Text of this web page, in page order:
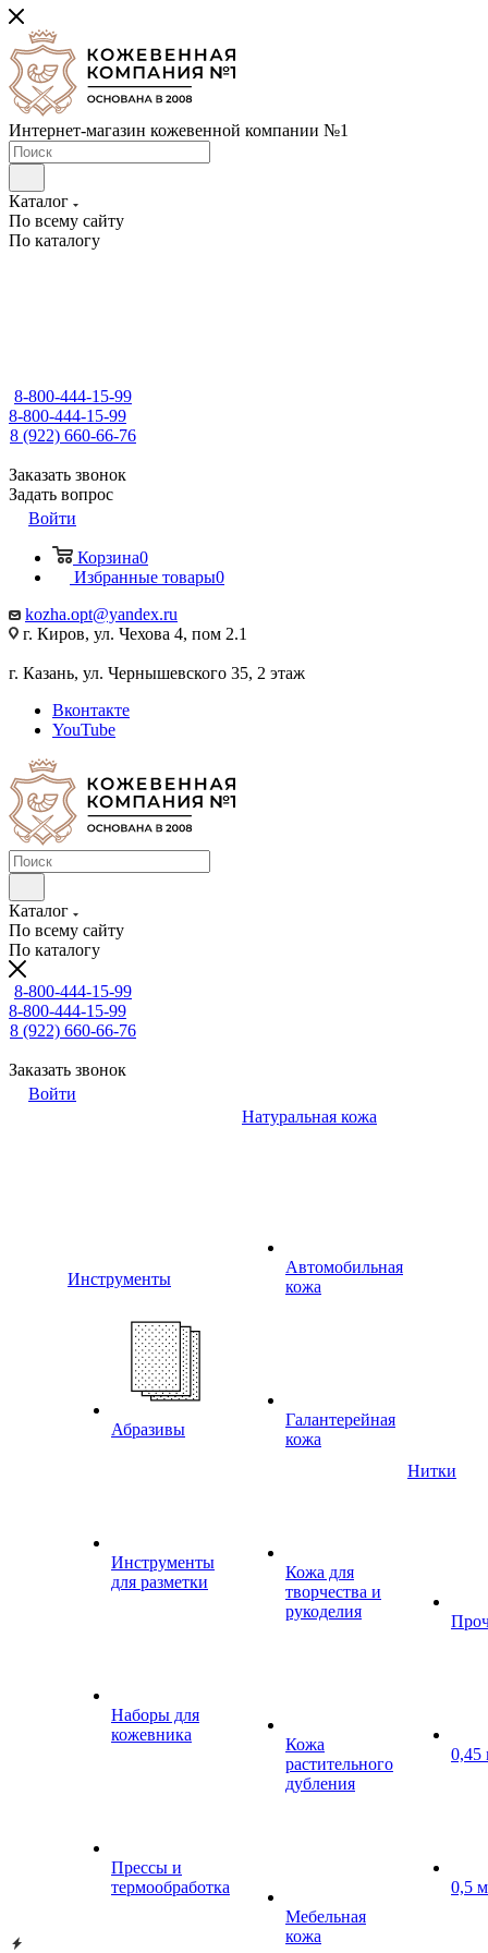
Интернет-магазин кожевенной компании №1
Каталог
По всему сайту
По каталогу
8-800-444-15-99
8-800-444-15-99
8 (922) 660-66-76
Заказать звонок
Задать вопрос
Войти
Корзина0
Избранные товары0
kozha.opt@yandex.ru
г. Киров, ул. Чехова 4, пом 2.1
г. Казань, ул. Чернышевского 35, 2 этаж
Вконтакте
YouTube
Каталог
По всему сайту
По каталогу
8-800-444-15-99
8-800-444-15-99
8 (922) 660-66-76
Заказать звонок
Войти
Инструменты
Абразивы
Инструменты
для разметки
Наборы для
кожевника
Прессы и
термообработка
Натуральная кожа
Автомобильная
кожа
Галантерейная
кожа
Кожа для
творчества и
рукоделия
Кожа
растительного
дубления
Мебельная
кожа
Нитки
0,45
0,5